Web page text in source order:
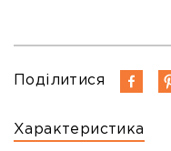
Характеристика
Поділитися